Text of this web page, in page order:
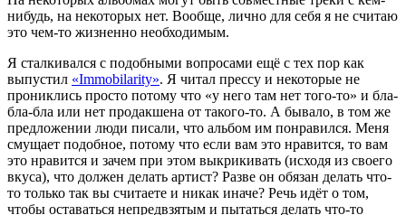
нибудь, на некоторых нет. Вообще, лично для себя я не считаю
это чем-то жизненно необходимым.
Я сталкивался с подобными вопросами ещё с тех пор как
выпустил «Immobilarity». Я читал прессу и некоторые не
прониклись просто потому что «у него там нет того-то» и бла-
бла-бла или нет продакшена от такого-то. А бывало, в том же
предложении люди писали, что альбом им понравился. Меня
смущает подобное, потому что если вам это нравится, то вам
это нравится и зачем при этом выкрикивать (исходя из своего
вкуса), что должен делать артист? Разве он обязан делать что-
то только так вы считаете и никак иначе? Речь идёт о том,
чтобы оставаться непредвзятым и пытаться делать что-то